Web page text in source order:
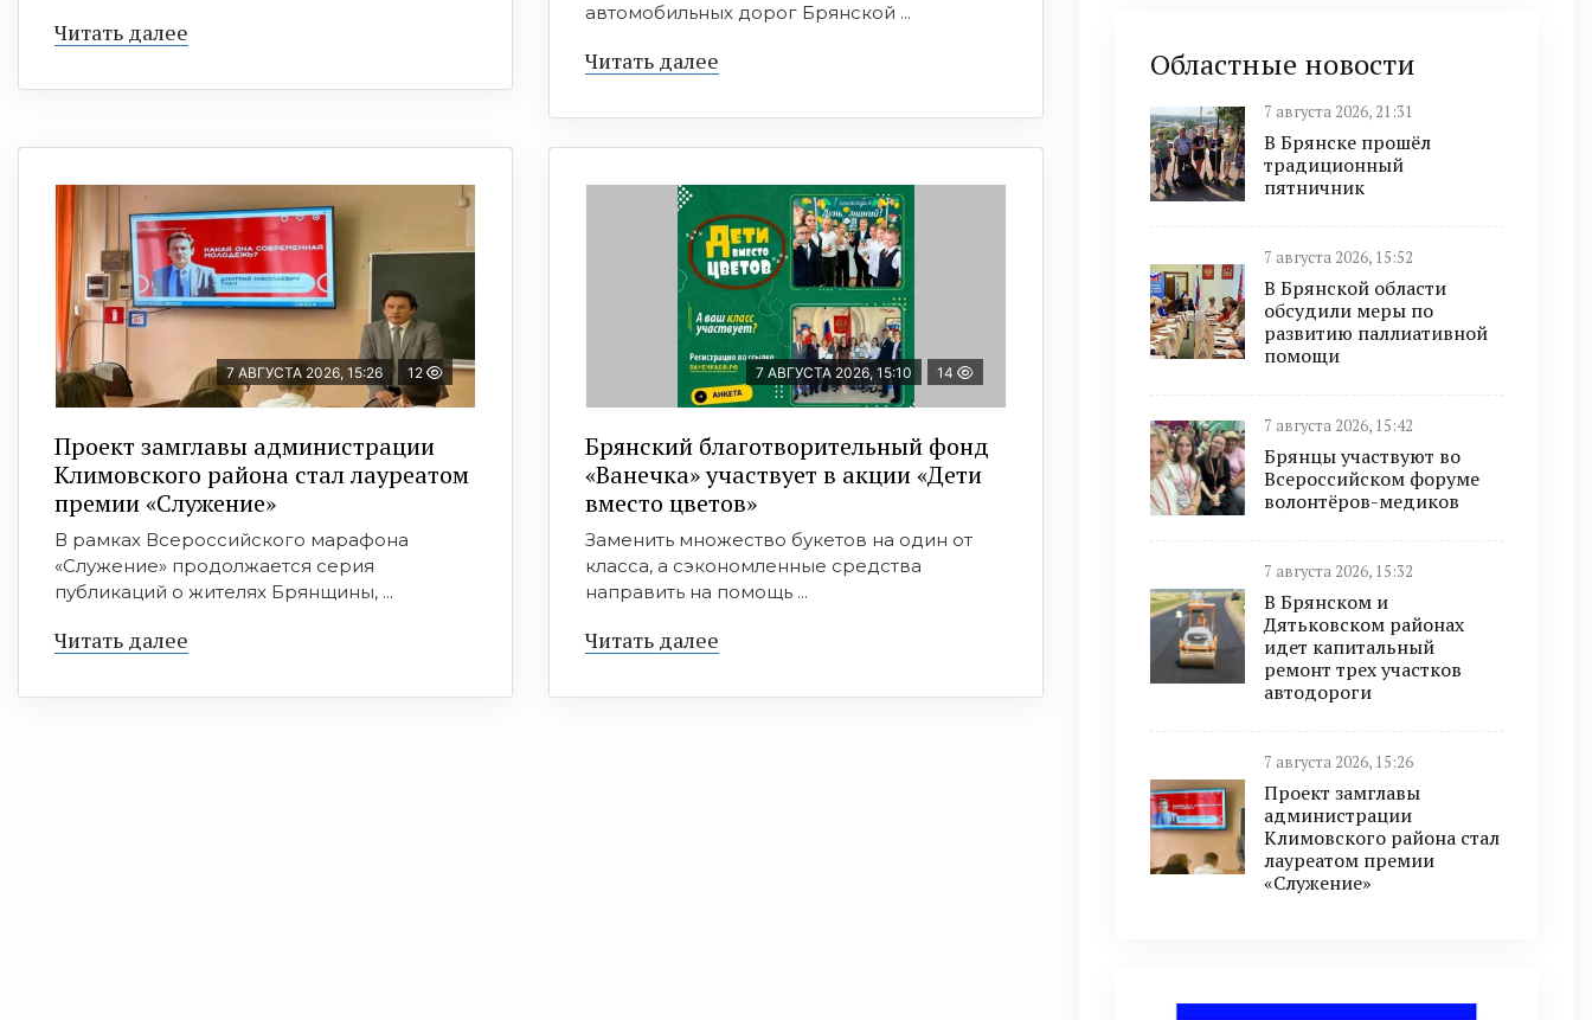
Читать далее
автомобильных дорог Брянской ...
Читать далее
7 АВГУСТА 2026, 15:26 12
Проект замглавы администрации
Климовского района стал лауреатом
премии «Служение»
В рамках Всероссийского марафона
«Служение» продолжается серия
публикаций о жителях Брянщины, ...
Читать далее
7 АВГУСТА 2026, 15:10 14
Брянский благотворительный фонд
«Ванечка» участвует в акции «Дети
вместо цветов»
Заменить множество букетов на один от
класса, а сэкономленные средства
направить на помощь ...
Читать далее
Областные новости
7 августа 2026, 21:31
В Брянске прошёл
традиционный
пятничник
7 августа 2026, 15:52
В Брянской области
обсудили меры по
развитию паллиативной
помощи
7 августа 2026, 15:42
Брянцы участвуют во
Всероссийском форуме
волонтёров-медиков
7 августа 2026, 15:32
В Брянском и
Дятьковском районах
идет капитальный
ремонт трех участков
автодороги
7 августа 2026, 15:26
Проект замглавы
администрации
Климовского района стал
лауреатом премии
«Служение»